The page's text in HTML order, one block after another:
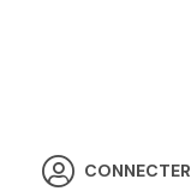
CONNECTER